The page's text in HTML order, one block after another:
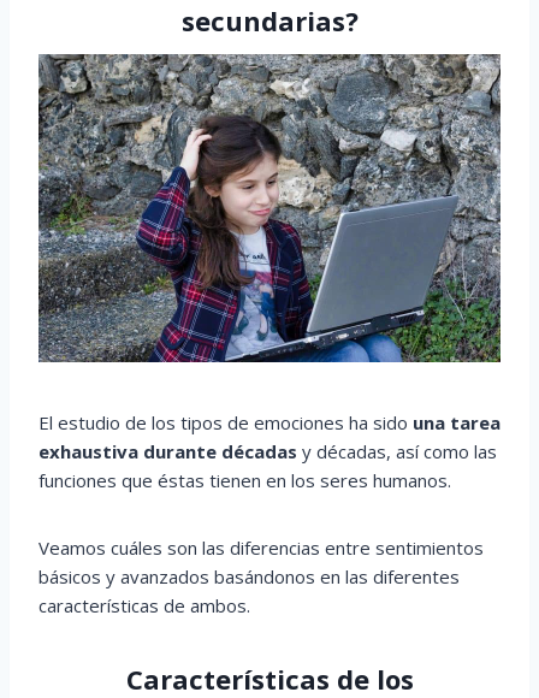
secundarias?
El estudio de los tipos de emociones ha sido una tarea
exhaustiva durante décadas y décadas, así como las
funciones que éstas tienen en los seres humanos.
Veamos cuáles son las diferencias entre sentimientos
básicos y avanzados basándonos en las diferentes
características de ambos.
Características de los